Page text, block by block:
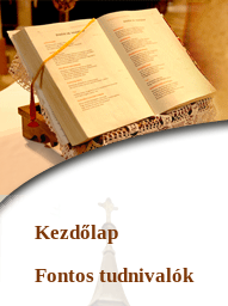
Kezdőlap
Fontos tudnivalók